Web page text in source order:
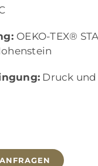
OEKO-TEX®
Druck